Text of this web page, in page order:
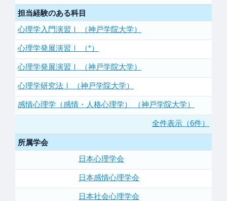
担当経験のある科目
心理学入門演習Ⅰ （神戸学院大学）
心理学発展演習Ⅰ （*）
心理学発展演習Ⅰ （神戸学院大学）
心理学研究法Ⅰ （神戸学院大学）
感情心理学（感情・人格心理学） （神戸学院大学）
全件表示（6件）
所属学会
日本心理学会
日本感情心理学会
日本社会心理学会